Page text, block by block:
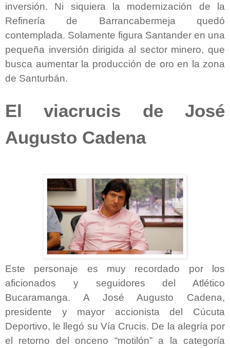
inversión. Ni siquiera la modernización de la
Refinería de Barrancabermeja quedó
contemplada. Solamente figura Santander en una
pequeña inversión dirigida al sector minero, que
busca aumentar la producción de oro en la zona
de Santurbán.
El viacrucis de José
Augusto Cadena
Este personaje es muy recordado por los
aficionados y seguidores del Atlético
Bucaramanga. A José Augusto Cadena,
presidente y mayor accionista del Cúcuta
Deportivo, le llegó su Vía Crucis. De la alegría por
el retorno del onceno “motilón” a la categoría